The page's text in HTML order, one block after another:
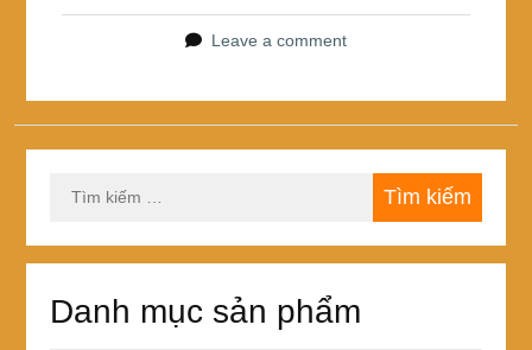
o
Leave a comment
kiếm
Danh mục sản phẩm